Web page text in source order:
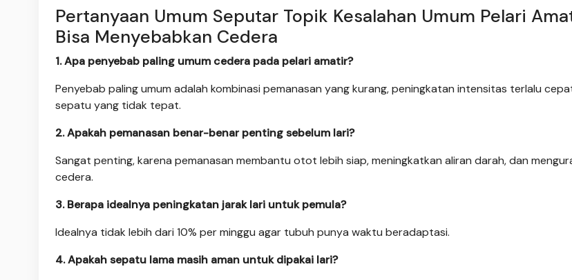
Pertanyaan Umum Seputar Topik Kesalahan Umum Pelari
Bisa Menyebabkan Cedera
1. Apa penyebab paling umum cedera pada pelari amatir?
Penyebab paling umum adalah kombinasi pemanasan yang kurang, peningkatan intensitas terlalu
sepatu yang tidak tepat.
2. Apakah pemanasan benar-benar penting sebelum lari?
Sangat penting, karena pemanasan membantu otot lebih siap, meningkatkan aliran darah, dan
cedera.
3. Berapa idealnya peningkatan jarak lari untuk pemula?
Idealnya tidak lebih dari 10% per minggu agar tubuh punya waktu beradaptasi.
4. Apakah sepatu lama masih aman untuk dipakai lari?